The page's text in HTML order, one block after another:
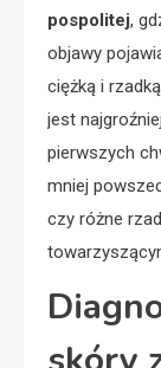
pospolitej,
objawy
ciężką i
jest
pierwszych
mniej
czy różne